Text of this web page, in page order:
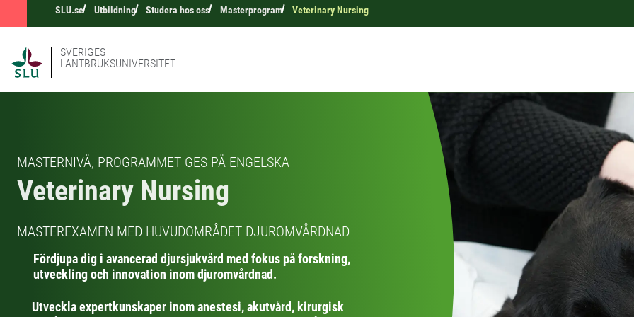
SLU.se Utbildning Studera hos oss Masterprogram Veterinary Nursing
SVERIGES
LANTBRUKSUNIVERSITET
MASTERNIVÅ, PROGRAMMET GES PÅ ENGELSKA
Veterinary Nursing
MASTEREXAMEN MED HUVUDOMRÅDET DJUROMVÅRDNAD
Fördjupa dig i avancerad djursjukvård med fokus på forskning,
utveckling och innovation inom djuromvårdnad.
Utveckla expertkunskaper inom anestesi, akutvård, kirurgisk